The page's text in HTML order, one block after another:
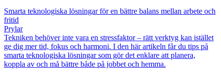
Smarta teknologiska lösningar för en bättre balans mellan arbete och
fritid
Prylar
Tekniken behöver inte vara en stressfaktor – rätt verktyg kan istället
ge dig mer tid, fokus och harmoni. I den här artikeln får du tips på
smarta teknologiska lösningar som gör det enklare att planera,
koppla av och må bättre både på jobbet och hemma.